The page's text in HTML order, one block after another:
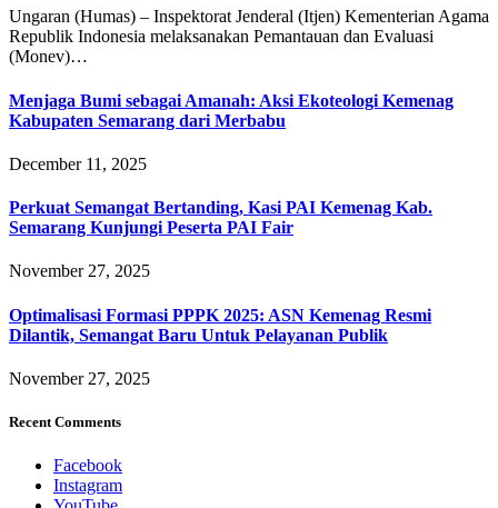
Ungaran (Humas) – Inspektorat Jenderal (Itjen) Kementerian Agama
Republik Indonesia melaksanakan Pemantauan dan Evaluasi
(Monev)…
Menjaga Bumi sebagai Amanah: Aksi Ekoteologi Kemenag
Kabupaten Semarang dari Merbabu
December 11, 2025
Perkuat Semangat Bertanding, Kasi PAI Kemenag Kab.
Semarang Kunjungi Peserta PAI Fair
November 27, 2025
Optimalisasi Formasi PPPK 2025: ASN Kemenag Resmi
Dilantik, Semangat Baru Untuk Pelayanan Publik
November 27, 2025
Recent Comments
Facebook
Instagram